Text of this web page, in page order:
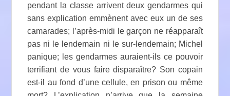
pendant la classe arrivent deux gendarmes qui
sans explication emmènent avec eux un de ses
camarades; l’après-midi le garçon ne réapparaît
pas ni le lendemain ni le sur-lendemain; Michel
panique; les gendarmes auraient-ils ce pouvoir
terrifiant de vous faire disparaître? Son copain
est-il au fond d’une cellule, en prison ou même